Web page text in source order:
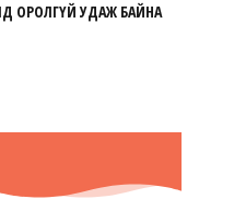
ОРОЛГҮЙ УДАЖ БАЙНА